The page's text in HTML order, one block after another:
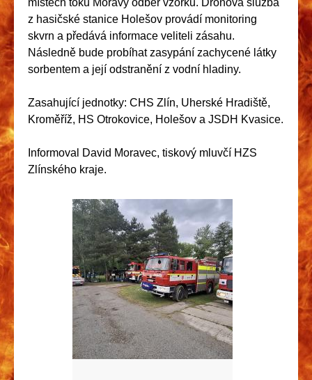
z hasičské stanice Holešov provádí monitoring
skvrn a předává informace veliteli zásahu.
Následně bude probíhat zasypání zachycené látky
sorbentem a její odstranění z vodní hladiny.
Zasahující jednotky: CHS Zlín, Uherské Hradiště,
Kroměříž, HS Otrokovice, Holešov a JSDH Kvasice.
Informoval David Moravec, tiskový mluvčí HZS
Zlínského kraje.